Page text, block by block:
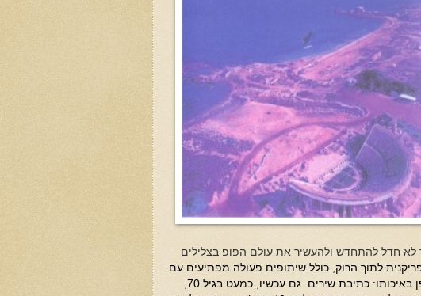
לא חדל להתחדש ולהעשיר את עולם הפופ בצלילים
לתוך הרוק, כולל שיתופים פעולה מפתיעים עם